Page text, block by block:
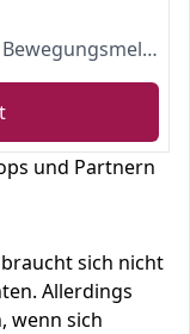
Oktaplex Lighting LED Strahler mit Bewegungsmelder Außen Cali Dos Motion - IP65 Zwei Köpfe 40W 3000K Warmweiß - Außenstrahler anthrazit mit Master Funktion
und Partnern
sich nicht
Allerdings
wenn sich